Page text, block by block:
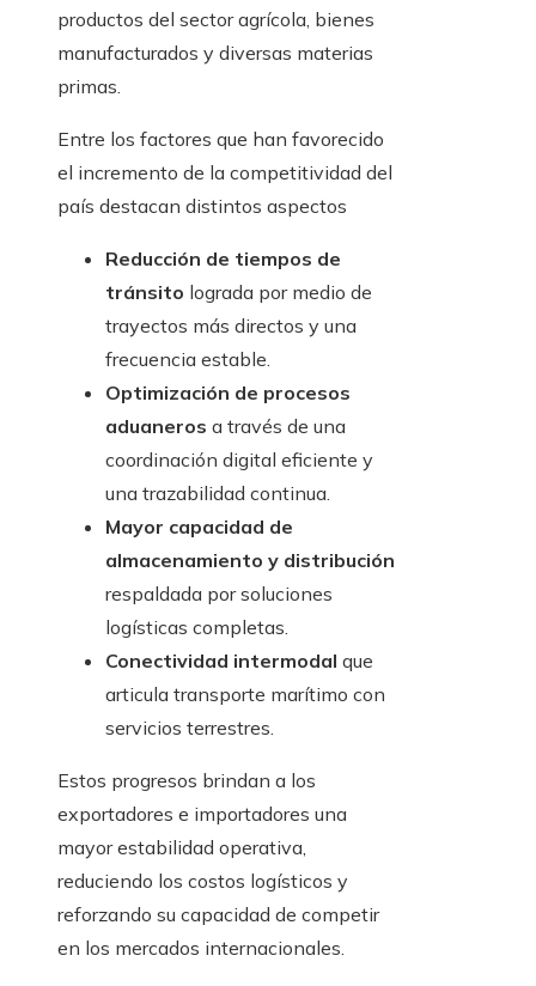
productos del sector agrícola, bienes
manufacturados y diversas materias
primas.
Entre los factores que han favorecido
el incremento de la competitividad del
país destacan distintos aspectos
Reducción de tiempos de
tránsito lograda por medio de
trayectos más directos y una
frecuencia estable.
Optimización de procesos
aduaneros a través de una
coordinación digital eficiente y
una trazabilidad continua.
Mayor capacidad de
almacenamiento y distribución
respaldada por soluciones
logísticas completas.
Conectividad intermodal que
articula transporte marítimo con
servicios terrestres.
Estos progresos brindan a los
exportadores e importadores una
mayor estabilidad operativa,
reduciendo los costos logísticos y
reforzando su capacidad de competir
en los mercados internacionales.